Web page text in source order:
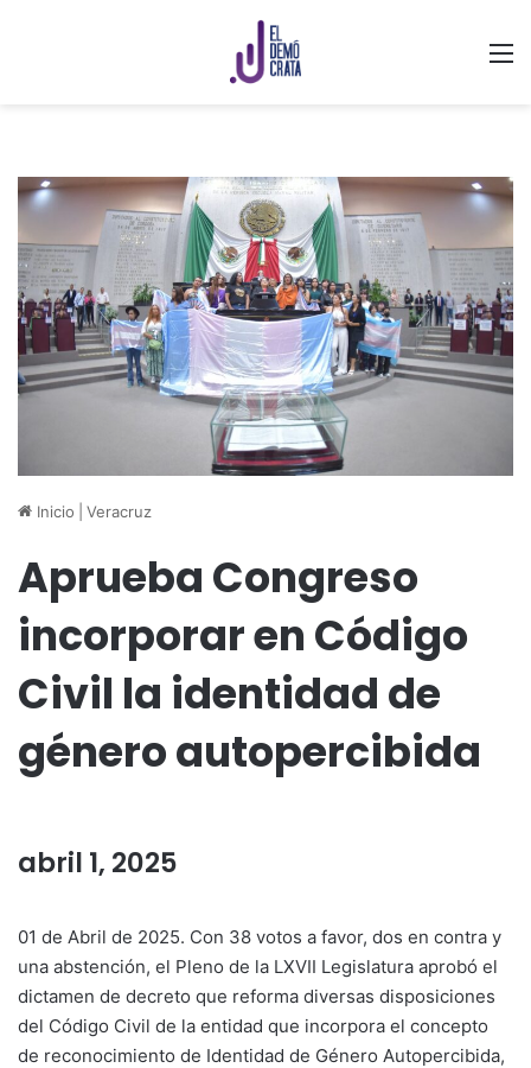
Inicio Veracruz
Aprueba Congreso
incorporar en Código
Civil la identidad de
género autopercibida
abril 1, 2025
01 de Abril de 2025. Con 38 votos a favor, dos en contra y
una abstención, el Pleno de la LXVII Legislatura aprobó el
dictamen de decreto que reforma diversas disposiciones
del Código Civil de la entidad que incorpora el concepto
de reconocimiento de Identidad de Género Autopercibida,